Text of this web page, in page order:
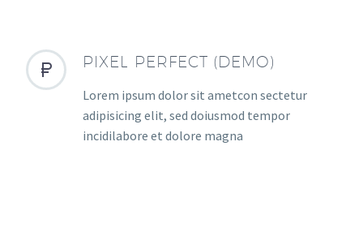

 PIXEL PERFECT (DEMO)
Lorem ipsum dolor sit ametcon sectetur
adipisicing elit, sed doiusmod tempor
incidilabore et dolore magna